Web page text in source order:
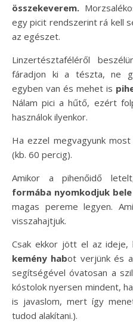
összekeverem.
egy picit rendszerint rá kell
az egészet.
Linzertésztaféléről
fáradjon ki a tészta, ne
egyben van és mehet is
Nálam pici a hűtő, ezért
használok ilyenkor.
Ha ezzel megvagyunk
(kb. 60 percig).
Amikor a pihenőidő
formába nyomkodjuk
magas pereme legyen.
visszahajtjuk.
Csak ekkor jött el az ideje,
kemény habot verjünk és
segítségével óvatosan a
kóstolok nyersen mindent,
is javaslom, mert így
tudod alakítani.).